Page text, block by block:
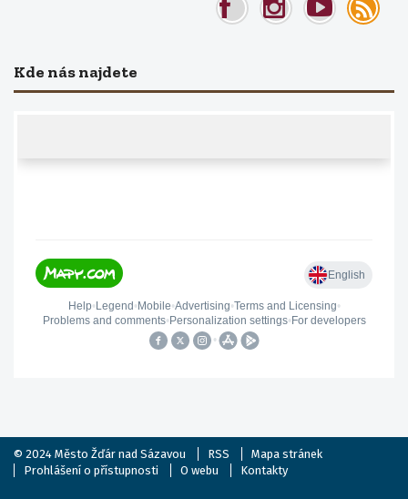
Kde nás najdete
© 2024 Město Žďár nad Sázavou RSS
Mapa stránek
Prohlášení o přístupnosti
O webu Kontakty